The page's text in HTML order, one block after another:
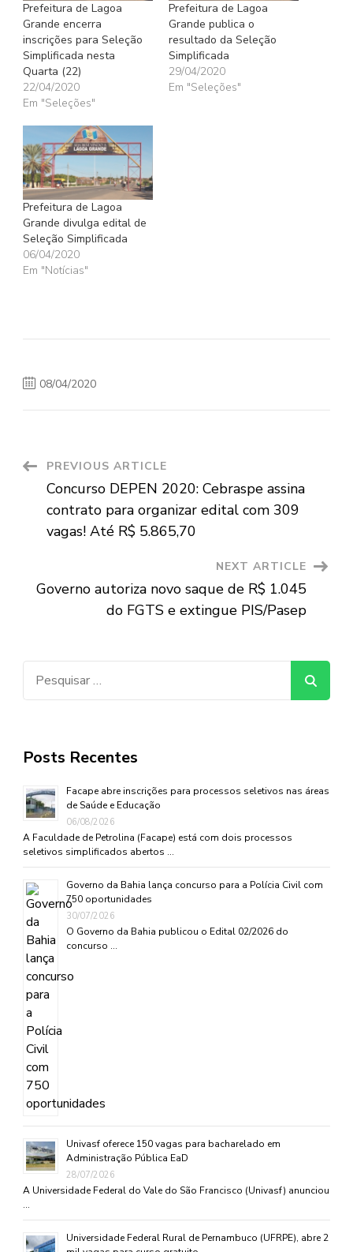
Prefeitura de Lagoa
Grande encerra
inscrições para Seleção
Simplificada nesta
Quarta (22)
22/04/2020
Em "Seleções"
Prefeitura de Lagoa
Grande publica o
resultado da Seleção
Simplificada
29/04/2020
Em "Seleções"
Prefeitura de Lagoa
Grande divulga edital de
Seleção Simplificada
06/04/2020
Em "Notícias"
08/04/2020
Post
Navigation
PREVIOUS ARTICLE
Concurso DEPEN 2020: Cebraspe assina
contrato para organizar edital com 309
vagas! Até R$ 5.865,70
NEXT ARTICLE
Governo autoriza novo saque de R$ 1.045
do FGTS e extingue PIS/Pasep
Posts Recentes
Facape abre inscrições para processos seletivos nas áreas
de Saúde e Educação
06/08/2026
A Faculdade de Petrolina (Facape) está com dois processos
seletivos simplificados abertos …
Governo da Bahia lança concurso para a Polícia Civil com
750 oportunidades
30/07/2026
O Governo da Bahia publicou o Edital 02/2026 do
concurso …
Univasf oferece 150 vagas para bacharelado em
Administração Pública EaD
28/07/2026
A Universidade Federal do Vale do São Francisco (Univasf) anunciou
…
Universidade Federal Rural de Pernambuco (UFRPE), abre 2